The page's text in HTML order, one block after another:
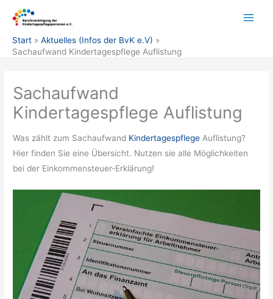
Inhalt
springen
Start
Aktuelles (Infos der BvK e.V)
Sachaufwand Kindertagespflege Auflistung
Sachaufwand
Kindertagespflege Auflistung
Was zählt zum Sachaufwand Kindertagespflege Auflistung?
Hier finden Sie eine Übersicht. Nutzen sie alle Möglichkeiten
bei der Einkommensteuer-Erklärung!